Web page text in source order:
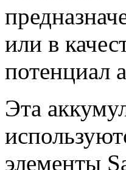
или в
потенциал
Эта
элементы